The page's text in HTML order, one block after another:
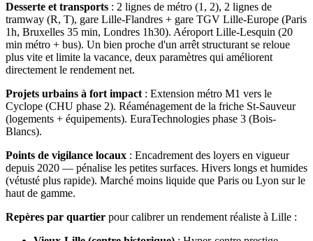
Desserte et transports : 2 lignes de métro (1, 2), 2 lignes de
tramway (R, T), gare Lille-Flandres + gare TGV Lille-Europe (Paris
1h, Bruxelles 35 min, Londres 1h30). Aéroport Lille-Lesquin (20
min métro + bus). Un bien proche d'un arrêt structurant se reloue
plus vite et limite la vacance, deux paramètres qui améliorent
directement le rendement net.
Projets urbains à fort impact : Extension métro M1 vers le
Cyclope (CHU phase 2). Réaménagement de la friche St-Sauveur
(logements + équipements). EuraTechnologies phase 3 (Bois-
Blancs).
Points de vigilance locaux : Encadrement des loyers en vigueur
depuis 2020 — pénalise les petites surfaces. Hivers longs et humides
(vétusté plus rapide). Marché moins liquide que Paris ou Lyon sur le
haut de gamme.
Repères par quartier pour calibrer un rendement réaliste à Lille :